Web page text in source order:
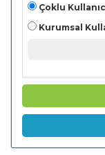
Tüketiciler,
Kurumsal
Sağlık
Sağlayıcıları)
Çoklu
Kurumsal